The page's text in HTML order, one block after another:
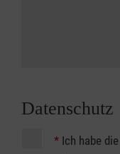
Datenschutz
* Ich habe die